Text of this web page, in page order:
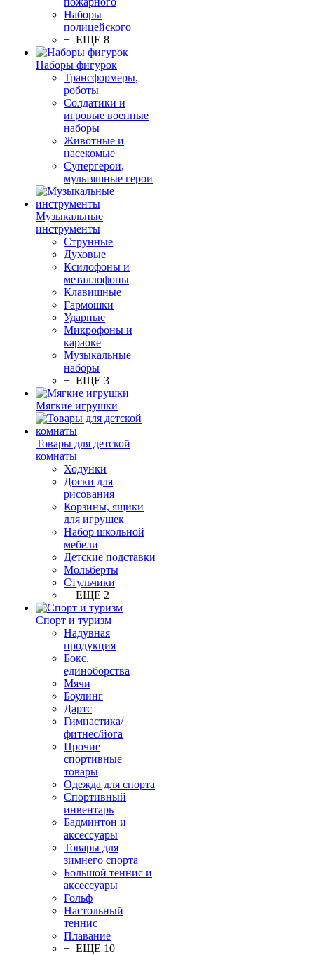
Наборы
полицейского
+ ЕЩЕ 8
Наборы фигурок
Трансформеры,
роботы
Солдатики и
игровые военные
наборы
Животные и
насекомые
Супергерои,
мультяшные герои
Музыкальные
инструменты
Струнные
Духовые
Ксилофоны и
металлофоны
Клавишные
Гармошки
Ударные
Микрофоны и
караоке
Музыкальные
наборы
+ ЕЩЕ 3
Мягкие игрушки
Товары для детской
комнаты
Ходунки
Доски для
рисования
Корзины, ящики
для игрушек
Набор школьной
мебели
Детские подставки
Мольберты
Стульчики
+ ЕЩЕ 2
Спорт и туризм
Надувная
продукция
Бокс,
единоборства
Мячи
Боулинг
Дартс
Гимнастика/
фитнес/йога
Прочие
спортивные
товары
Одежда для спорта
Спортивный
инвентарь
Бадминтон и
аксессуары
Товары для
зимнего спорта
Большой теннис и
аксессуары
Гольф
Настольный
теннис
Плавание
+ ЕЩЕ 10